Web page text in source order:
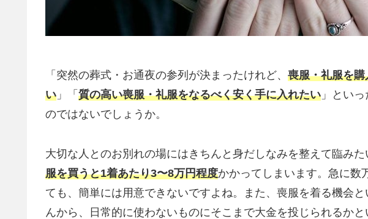
「突然の葬式・お通夜の参列が決まったけれど、 喪服・礼服を
い 」「 質の高い喪服・礼服をなるべく安く手に入れたい 」とい
のではないでしょうか。
大切な人とのお別れの場にはきちんと身だしなみを整えて臨みた
服を買うと1着あたり3〜8万円程度かかってしまいます。急に数
ても、簡単には用意できないですよね。また、喪服を着る機会
んから、日常的に使わないものにそこまで大金を投じられるか